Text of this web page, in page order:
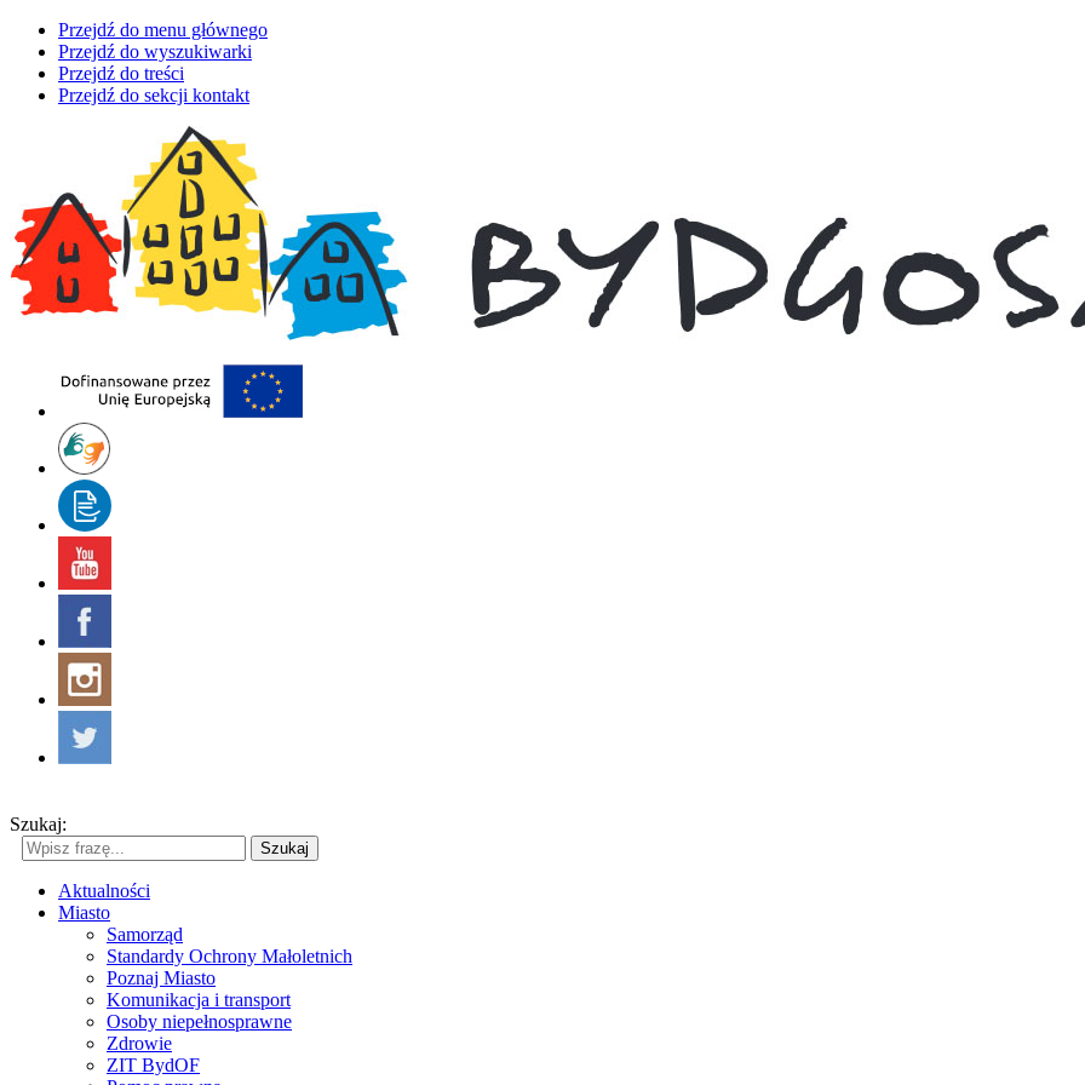
Przejdź do menu głównego
Przejdź do wyszukiwarki
Przejdź do treści
Przejdź do sekcji kontakt
Szukaj:
Szukaj
Aktualności
Miasto
Samorząd
Standardy Ochrony Małoletnich
Poznaj Miasto
Komunikacja i transport
Osoby niepełnosprawne
Zdrowie
ZIT BydOF